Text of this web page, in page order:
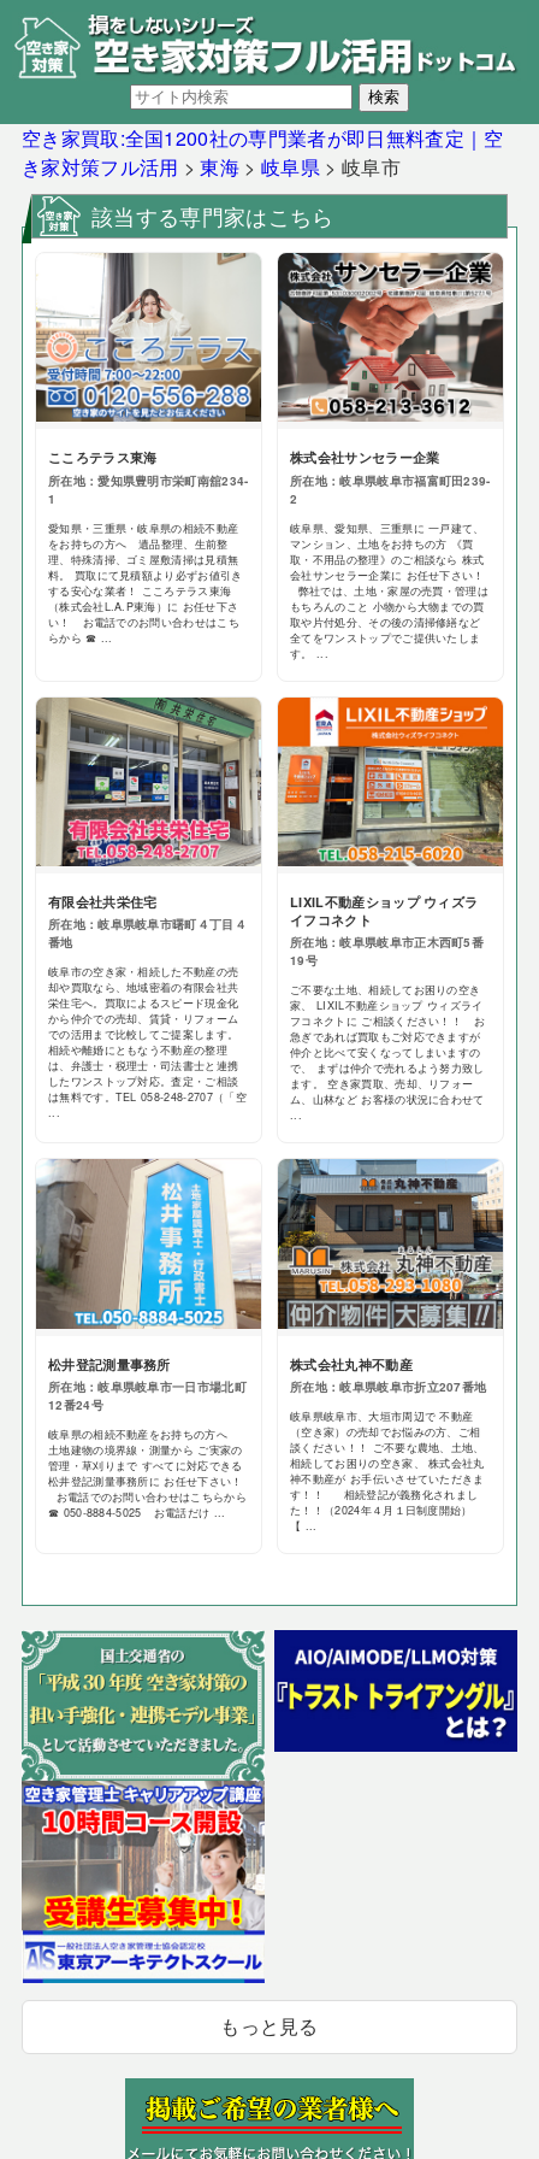
空き家買取:全国1200社の専門業者が即日無料査定｜空
き家対策フル活用 >東海 >岐阜県 > 岐阜市
該当する専門家はこちら
こころテラス東海
所在地：愛知県豊明市栄町南舘234-
1
愛知県・三重県・岐阜県の相続不動産
をお持ちの方へ 遺品整理、生前整
理、特殊清掃、ゴミ屋敷清掃は見積無
料。 買取にて見積額より必ずお値引き
する安心な業者！ こころテラス東海
（株式会社L.A.P東海）に お任せ下さ
い！ お電話でのお問い合わせはこち
らから ☎ ...
株式会社サンセラー企業
所在地：岐阜県岐阜市福富町田239-
2
岐阜県、愛知県、三重県に 一戸建て、
マンション、土地をお持ちの方 《買
取・不用品の整理》のご相談なら 株式
会社サンセラー企業に お任せ下さい！
弊社では、土地・家屋の売買・管理は
もちろんのこと 小物から大物までの買
取や片付処分、その後の清掃修繕など
全てをワンストップでご提供いたしま
す。 ...
有限会社共栄住宅
所在地：岐阜県岐阜市曙町４丁目４
番地
岐阜市の空き家・相続した不動産の売
却や買取なら、地域密着の有限会社共
栄住宅へ。買取によるスピード現金化
から仲介での売却、賃貸・リフォーム
での活用まで比較してご提案します。
相続や離婚にともなう不動産の整理
は、弁護士・税理士・司法書士と連携
したワンストップ対応。査定・ご相談
は無料です。TEL 058-248-2707（「空
...
LIXIL不動産ショップ ウィズラ
イフコネクト
所在地：岐阜県岐阜市正木西町5番
19号
ご不要な土地、相続してお困りの空き
家、 LIXIL不動産ショップ ウィズライ
フコネクトに ご相談ください！！ お
急ぎであれば買取もご対応できますが
仲介と比べて安くなってしまいますの
で、 まずは仲介で売れるよう努力致し
ます。 空き家買取、売却、リフォー
ム、山林など お客様の状況に合わせて
...
松井登記測量事務所
所在地：岐阜県岐阜市一日市場北町
12番24号
岐阜県の相続不動産をお持ちの方へ
土地建物の境界線・測量から ご実家の
管理・草刈りまで すべてに対応できる
松井登記測量事務所に お任せ下さい！
お電話でのお問い合わせはこちらから
☎ 050-8884-5025 お電話だけ ...
株式会社丸神不動産
所在地：岐阜県岐阜市折立207番地
岐阜県岐阜市、大垣市周辺で 不動産
（空き家）の売却でお悩みの方、ご相
談ください！！ ご不要な農地、土地、
相続してお困りの空き家、 株式会社丸
神不動産が お手伝いさせていただきま
す！！ 相続登記が義務化されまし
た！！（2024年４月１日制度開始）
【 ...
もっと見る